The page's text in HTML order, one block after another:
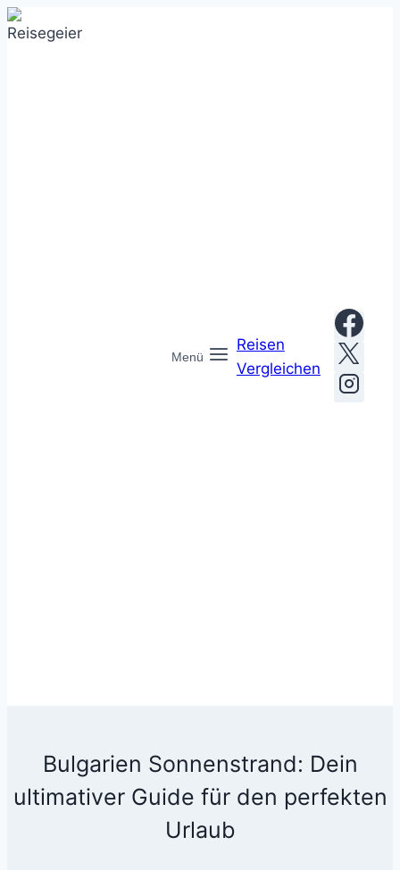
Zum
Inhalt
Menü
Reisen
Vergleichen
Bulgarien Sonnenstrand: Dein
ultimativer Guide für den perfekten
Urlaub